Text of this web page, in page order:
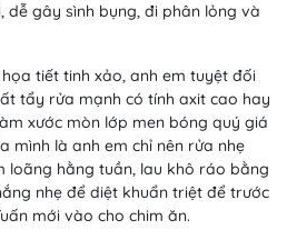
dễ gây sình bụng, đi phân lỏng và
tiết tinh xảo, anh em tuyệt đối
tẩy rửa mạnh có tính axit cao hay
xước mòn lớp men bóng quý giá
mình là anh em chỉ nên rửa nhẹ
loãng hằng tuần, lau khô ráo bằng
nhẹ để diệt khuẩn triệt để trước
mới vào cho chim ăn.